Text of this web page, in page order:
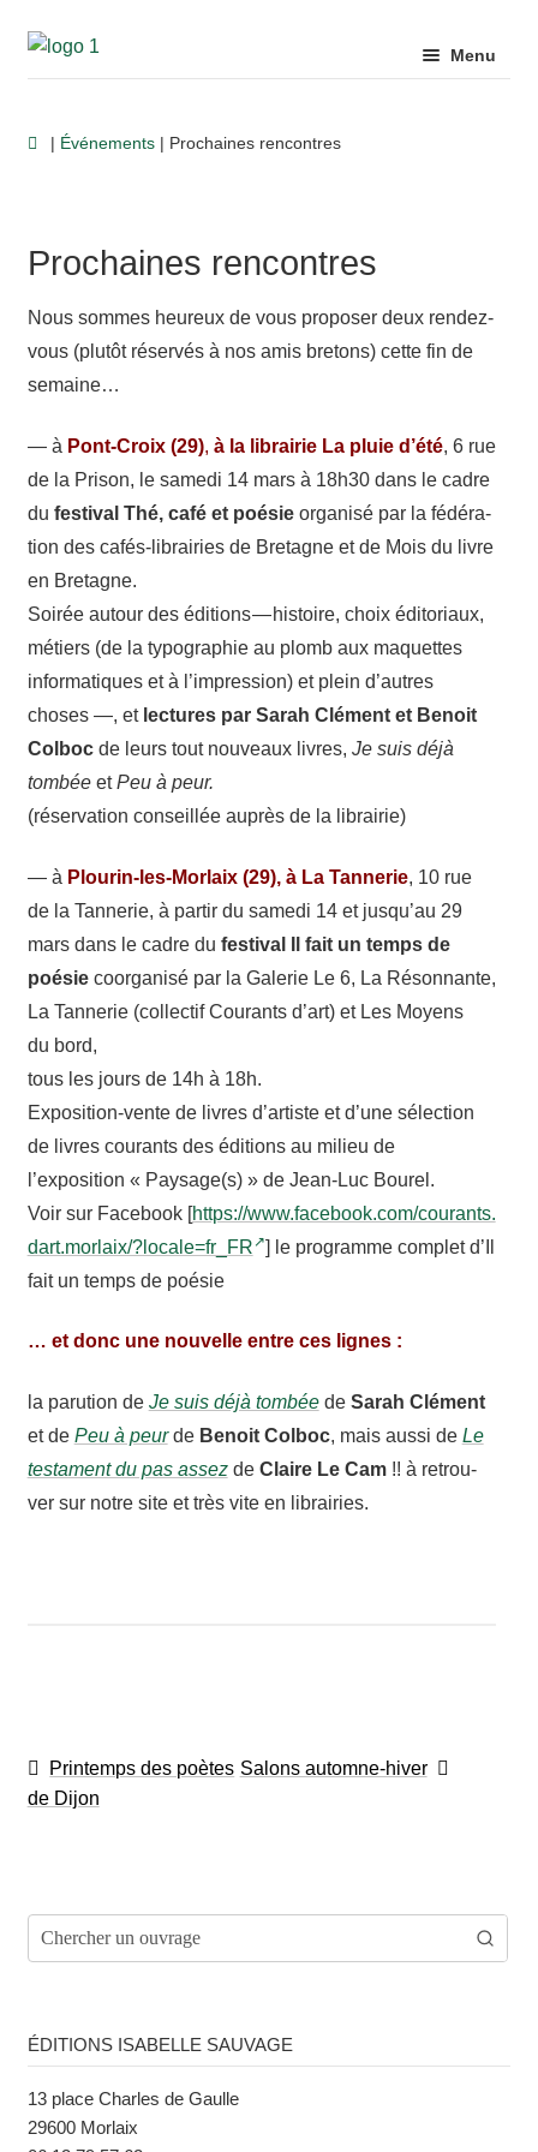
Aller
à
navigation
Aller
au
Menu
Auteurs
Livres d’artiste
le
menu
Librairies
menu
enfant
Pour aller plus loin…
Ouvrir
enfant
Contact
| Événements | Prochaines rencontres
Prochaines rencontres
Nous sommes heureux de vous propo­ser deux rendez-​
vous (plutôt réser­vés à nos amis bretons) cette fin de
semaine…
— à Pont-​Croix (29), à la librai­rie La pluie d’été, 6 rue
de la Prison, le samedi 14 mars à 18h30 dans le cadre
du festi­val Thé, café et poésie orga­nisé par la fédé­ra­
tion des cafés-​librairies de Bretagne et de Mois du livre
en Bretagne.
Soirée autour des éditions — histoire, choix édito­riaux,
métiers (de la typo­gra­phie au plomb aux maquettes
infor­ma­tiques et à l’impression) et plein d’autres
choses —, et lectures par Sarah Clément et Benoit
Colboc de leurs tout nouveaux livres, Je suis déjà
tombéeetPeu à peur.
(réser­va­tion conseillée auprès de la librairie)
— à Plourin-​les-​Morlaix (29), à La Tanne­rie, 10 rue
de la Tanne­rie, à partir du samedi 14 et jusqu’au 29
mars dans le cadre du festi­val Il fait un temps de
poésiecoor­ga­nisé par la Gale­rie Le 6, La Réson­nante,
La Tanne­rie (collec­tif Courants d’art) et Les Moyens
du bord,
tous les jours de 14h à 18h.
Exposition-​vente de livres d’artiste et d’une sélec­tion
de livres courants des éditions au milieu de
l’exposition « Paysage(s) » de Jean-​Luc Bourel.
Voir sur Face­book [https://​www​.face​book​.com/​c​o​u​r​a​n​t​s​.​
d​a​r​t​.​m​o​r​l​a​i​x​/​?​l​o​c​a​l​e​=​fr_FR
] le programme complet d’Il
fait un temps de poésie
… et donc une nouvelle entre ces lignes :
la paru­tion de Je suis déjà tombéede Sarah Clément
et de Peu à peurde Benoit Colboc, mais aussi de Le
testa­ment du pas assezde Claire Le Cam!! à retrou­
ver sur notre site et très vite en librairies.
Navigation
de
Article
précédent :
Printemps des poètes
de Dijon
Article
Salons automne-​hiver
ÉDITIONS ISABELLE SAUVAGE
13 place Charles de Gaulle
29600 Morlaix